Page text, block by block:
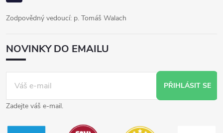
Zodpovědný vedoucí: p. Tomáš Walach
NOVINKY DO EMAILU
PŘIHLÁSIT SE
Zadejte váš e-mail.